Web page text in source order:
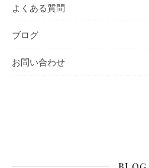
よくある質問
ブログ
お問い合わせ